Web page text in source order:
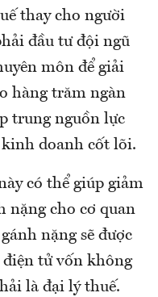
thay cho người
đầu tư đội ngũ
môn để giải
hàng trăm ngàn
trung nguồn lực
doanh cốt lõi.
có thể giúp giảm
nặng cho cơ quan
nặng sẽ được
điện tử vốn không
là đại lý thuế.